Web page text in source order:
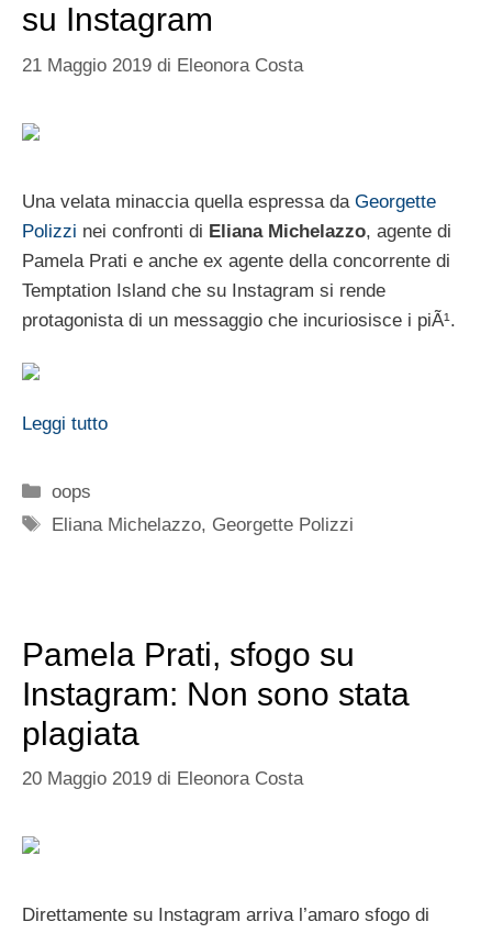
su Instagram
21 Maggio 2019 di Eleonora Costa
Una velata minaccia quella espressa da Georgette
Polizzi nei confronti di Eliana Michelazzo, agente di
Pamela Prati e anche ex agente della concorrente di
Temptation Island che su Instagram si rende
protagonista di un messaggio che incuriosisce i piÃ¹.
Leggi tutto
Categorie
oops
Tag
Eliana Michelazzo, Georgette Polizzi
Pamela Prati, sfogo su
Instagram: Non sono stata
plagiata
20 Maggio 2019 di Eleonora Costa
Direttamente su Instagram arriva l’amaro sfogo di